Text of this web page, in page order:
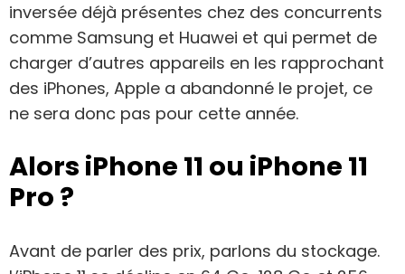
inversée déjà présentes chez des concurrents
comme Samsung et Huawei et qui permet de
charger d’autres appareils en les rapprochant
des iPhones, Apple a abandonné le projet, ce
ne sera donc pas pour cette année.
Alors iPhone 11 ou iPhone 11
Pro ?
Avant de parler des prix, parlons du stockage.